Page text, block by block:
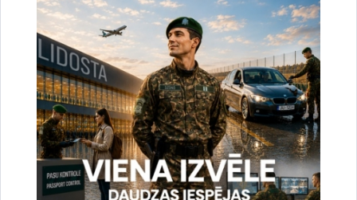
Jolanta Babiško
Valsts robežsardzes Galvenās pārvaldes Stratēģiskās attīstības
un sabiedrisko attiecību nodaļas vecākā speciāliste
67075617, mob.20364206
e-pasts:jolanta.babisko@rs.gov.lv
Saistītas tēmas